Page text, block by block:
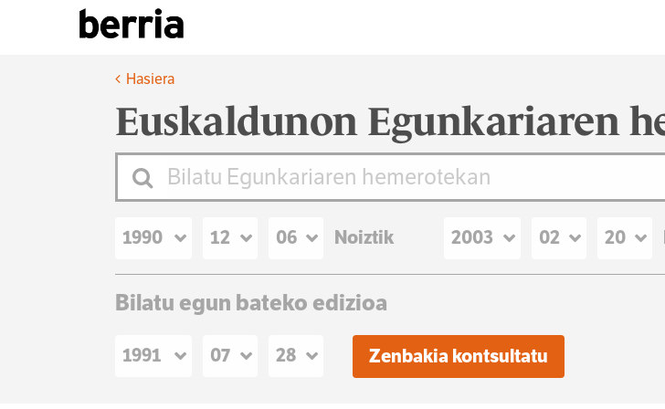
Hasiera
Euskaldunon Egunkariaren
Noiztik
Bilatu egun bateko edizioa